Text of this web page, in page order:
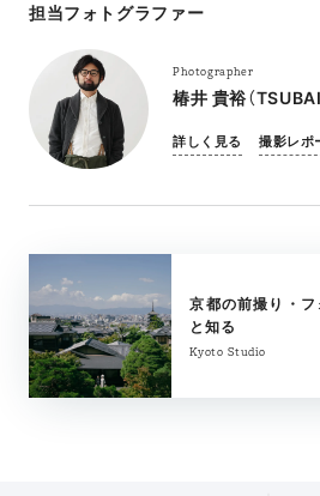
担当フォトグラファー
Photographer
椿井 貴裕（TSUBAI
詳しく見る 撮影レポ
京都の前撮り・
と知る
Kyoto Studio